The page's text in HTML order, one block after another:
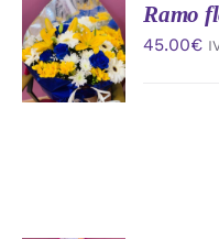
AÑADIR
AL
CARRITO
/
DETALLES
Ramo
45.00€